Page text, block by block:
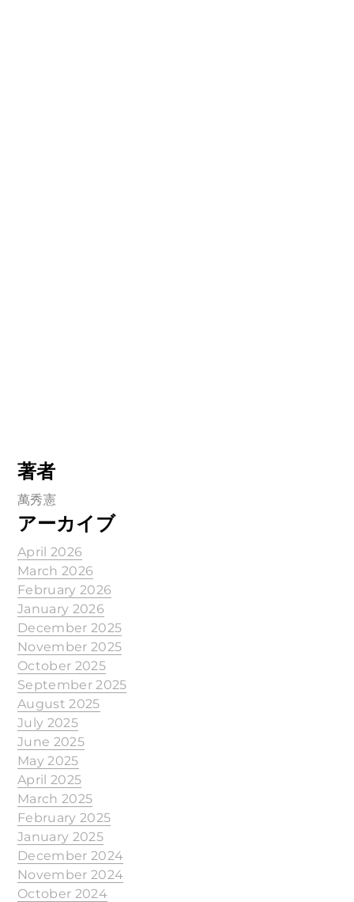
著者
萬秀憲
アーカイブ
April 2026
March 2026
February 2026
January 2026
December 2025
November 2025
October 2025
September 2025
August 2025
July 2025
June 2025
May 2025
April 2025
March 2025
February 2025
January 2025
December 2024
November 2024
October 2024